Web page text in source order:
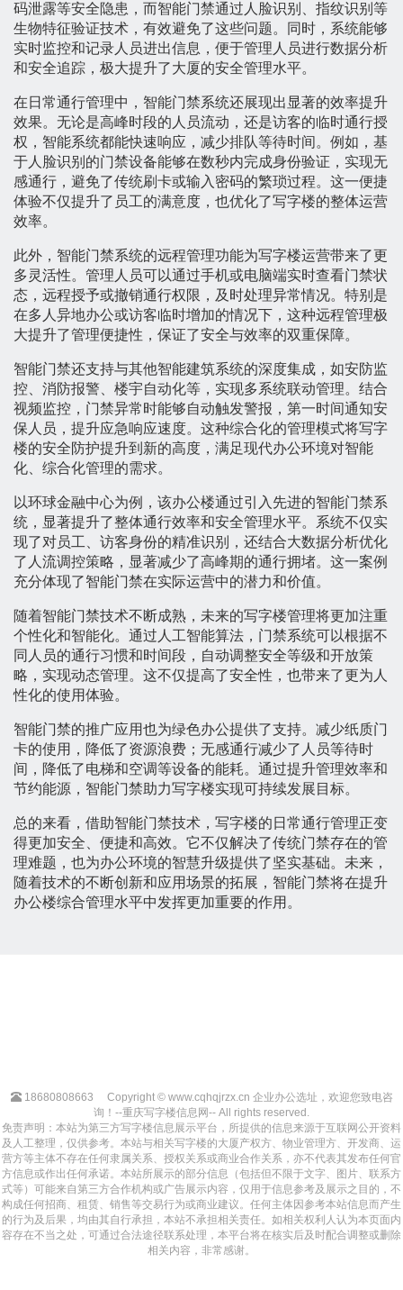
码泄露等安全隐患，而智能门禁通过人脸识别、指纹识别等
生物特征验证技术，有效避免了这些问题。同时，系统能够
实时监控和记录人员进出信息，便于管理人员进行数据分析
和安全追踪，极大提升了大厦的安全管理水平。
在日常通行管理中，智能门禁系统还展现出显著的效率提升
效果。无论是高峰时段的人员流动，还是访客的临时通行授
权，智能系统都能快速响应，减少排队等待时间。例如，基
于人脸识别的门禁设备能够在数秒内完成身份验证，实现无
感通行，避免了传统刷卡或输入密码的繁琐过程。这一便捷
体验不仅提升了员工的满意度，也优化了写字楼的整体运营
效率。
此外，智能门禁系统的远程管理功能为写字楼运营带来了更
多灵活性。管理人员可以通过手机或电脑端实时查看门禁状
态，远程授予或撤销通行权限，及时处理异常情况。特别是
在多人异地办公或访客临时增加的情况下，这种远程管理极
大提升了管理便捷性，保证了安全与效率的双重保障。
智能门禁还支持与其他智能建筑系统的深度集成，如安防监
控、消防报警、楼宇自动化等，实现多系统联动管理。结合
视频监控，门禁异常时能够自动触发警报，第一时间通知安
保人员，提升应急响应速度。这种综合化的管理模式将写字
楼的安全防护提升到新的高度，满足现代办公环境对智能
化、综合化管理的需求。
以环球金融中心为例，该办公楼通过引入先进的智能门禁系
统，显著提升了整体通行效率和安全管理水平。系统不仅实
现了对员工、访客身份的精准识别，还结合大数据分析优化
了人流调控策略，显著减少了高峰期的通行拥堵。这一案例
充分体现了智能门禁在实际运营中的潜力和价值。
随着智能门禁技术不断成熟，未来的写字楼管理将更加注重
个性化和智能化。通过人工智能算法，门禁系统可以根据不
同人员的通行习惯和时间段，自动调整安全等级和开放策
略，实现动态管理。这不仅提高了安全性，也带来了更为人
性化的使用体验。
智能门禁的推广应用也为绿色办公提供了支持。减少纸质门
卡的使用，降低了资源浪费；无感通行减少了人员等待时
间，降低了电梯和空调等设备的能耗。通过提升管理效率和
节约能源，智能门禁助力写字楼实现可持续发展目标。
总的来看，借助智能门禁技术，写字楼的日常通行管理正变
得更加安全、便捷和高效。它不仅解决了传统门禁存在的管
理难题，也为办公环境的智慧升级提供了坚实基础。未来，
随着技术的不断创新和应用场景的拓展，智能门禁将在提升
办公楼综合管理水平中发挥更加重要的作用。
18680808663
Copyright © www.cqhqjrzx.cn 企业办公选址，欢迎您致电咨
询！--重庆写字楼信息网-- All rights reserved.
免责声明：本站为第三方写字楼信息展示平台，所提供的信息来源于互联网公开资料
及人工整理，仅供参考。本站与相关写字楼的大厦产权方、物业管理方、开发商、运
营方等主体不存在任何隶属关系、授权关系或商业合作关系，亦不代表其发布任何官
方信息或作出任何承诺。本站所展示的部分信息（包括但不限于文字、图片、联系方
式等）可能来自第三方合作机构或广告展示内容，仅用于信息参考及展示之目的，不
构成任何招商、租赁、销售等交易行为或商业建议。任何主体因参考本站信息而产生
的行为及后果，均由其自行承担，本站不承担相关责任。如相关权利人认为本页面内
容存在不当之处，可通过合法途径联系处理，本平台将在核实后及时配合调整或删除
相关内容，非常感谢。